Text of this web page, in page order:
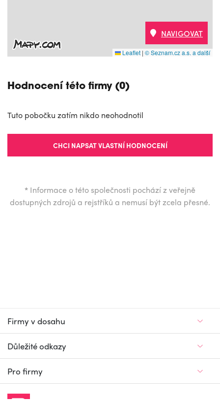
Leaflet | © Seznam.cz a.s. a další
NAVIGOVAT
Hodnocení této firmy (0)
Tuto pobočku zatím nikdo neohodnotil
CHCI NAPSAT VLASTNÍ HODNOCENÍ
* Informace o této společnosti pochází z veřejně
dostupných zdrojů a rejstříků a nemusí být zcela přesné.
Firmy v dosahu
Důležité odkazy
Pro firmy